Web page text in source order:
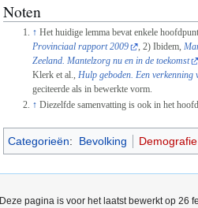
Noten
↑ Het huidige lemma bevat enkele
Provinciaal rapport 2009
, 2) Ibidem,
Zeeland. Mantelzorg nu en in de toekomst
Klerk et al.,Hulp geboden. Een verkenning
geciteerde als in bewerkte vorm.
↑ Diezelfde samenvatting is ook in het
Categorieën: Bevolking Demografie
Deze pagina is voor het laatst bewerkt op 26